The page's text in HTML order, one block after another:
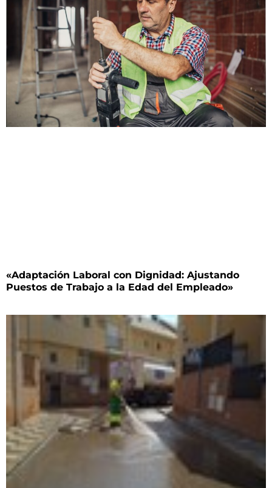
«Adaptación Laboral con Dignidad: Ajustando
Puestos de Trabajo a la Edad del Empleado»